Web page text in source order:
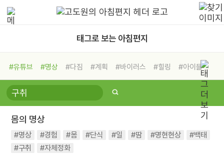
태그로 보는 아침편지
#유튜브 #명상 #다짐 #계획 #바이러스 #힐링
#아이들
#비전캠프
#독서캠프 #삶
#희망
#나눔 #친구 #링컨학교
#독서
#건강
몸의 명상
#명상 #경험 #몸 #단식 #일 #땀 #명현현상
#백태
#구취
#자체정화